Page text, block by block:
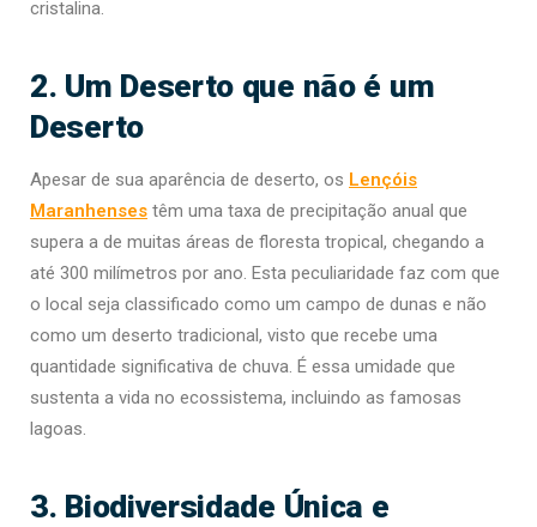
cristalina.
2. Um Deserto que não é um
Deserto
Apesar de sua aparência de deserto, os Lençóis
Maranhenses têm uma taxa de precipitação anual que
supera a de muitas áreas de floresta tropical, chegando a
até 300 milímetros por ano. Esta peculiaridade faz com que
o local seja classificado como um campo de dunas e não
como um deserto tradicional, visto que recebe uma
quantidade significativa de chuva. É essa umidade que
sustenta a vida no ecossistema, incluindo as famosas
lagoas.
3. Biodiversidade Única e